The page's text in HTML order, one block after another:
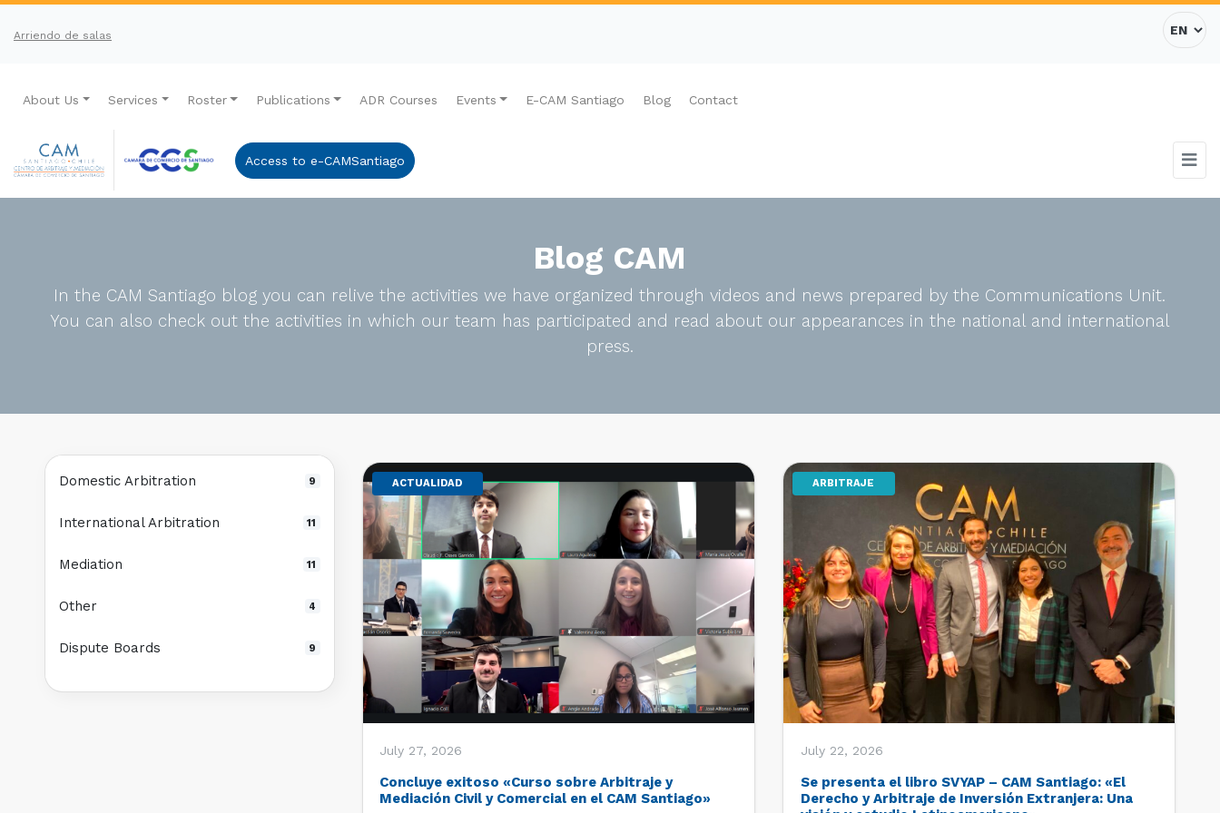
Arriendo de salas
About Us Services Roster Publications ADR Courses Events E-CAM Santiago Blog Contact
Access to e-CAMSantiago
Blog CAM
In the CAM Santiago blog you can relive the activities we have organized through videos and news prepared by the Communications Unit.
You can also check out the activities in which our team has participated and read about our appearances in the national and international
press.
ACTUALIDAD
July 27, 2026
Concluye exitoso «Curso sobre Arbitraje y
Mediación Civil y Comercial en el CAM Santiago»
ARBITRAJE
July 22, 2026
Se presenta el libro SVYAP – CAM Santiago: «El
Derecho y Arbitraje de Inversión Extranjera: Una
Domestic Arbitration 9
International Arbitration 11
Mediation 11
Other 4
Dispute Boards 9